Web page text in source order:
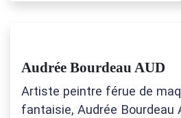
Audrée Bourdeau AUD
Artiste peintre férue de
fantaisie, Audrée Bourdeau